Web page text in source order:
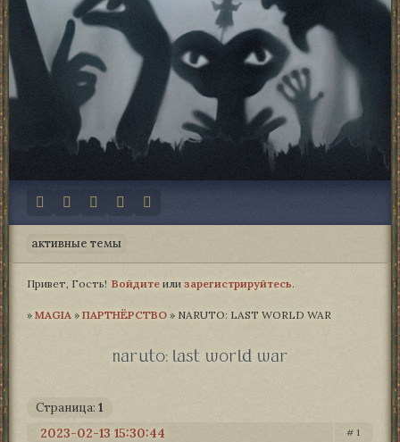
активные темы
Привет, Гость! Войдите или зарегистрируйтесь.
» MAGIA­ » ПАРТНЁРСТВО » NARUTO: LAST WORLD WAR
naruto: last world war
Страница: 1
1
2023-02-13 15:30:44